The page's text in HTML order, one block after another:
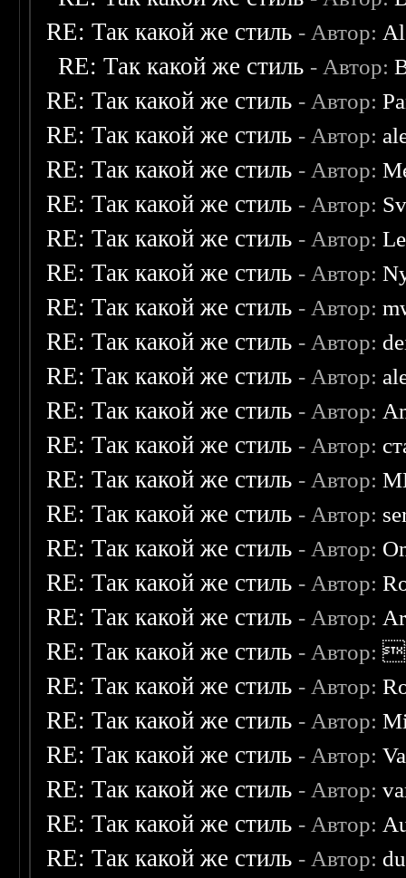
RE: Так какой же стиль - Автор:
RE: Так какой же стиль - Автор:
RE: Так какой же стиль - Автор:
RE: Так какой же стиль - Автор:
RE: Так какой же стиль - Автор:
RE: Так какой же стиль - Автор:
RE: Так какой же стиль - Автор:
RE: Так какой же стиль - Автор:
RE: Так какой же стиль - Автор:
RE: Так какой же стиль - Автор:
RE: Так какой же стиль - Автор:
RE: Так какой же стиль - Автор:
RE: Так какой же стиль - Автор:
RE: Так какой же стиль - Автор:
RE: Так какой же стиль - Автор:
RE: Так какой же стиль - Автор:
RE: Так какой же стиль - Автор:
RE: Так какой же стиль - Автор:
RE: Так какой же стиль - Автор:
RE: Так какой же стиль - Автор:
RE: Так какой же стиль - Автор:
RE: Так какой же стиль - Автор:
RE: Так какой же стиль - Автор:
RE: Так какой же стиль - Автор:
RE: Так какой же стиль - Автор: